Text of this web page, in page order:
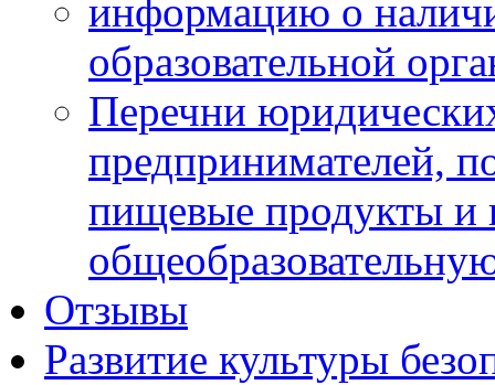
информацию о
образовательной
Перечни
предпринимателей,
пищевые продукты и
Отзывы
Развитие культуры